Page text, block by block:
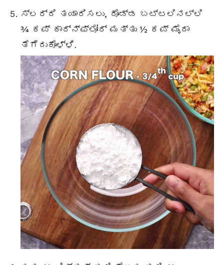
ಸ್ಲರ್ರಿ ತಯಾರಿಸಲು, ದೊಡ್ಡ ಬಟ್ಟಲಿನಲ್ಲಿ
¾ ಕಪ್ ಕಾರ್ನ್‌ಫ್ಲೋರ್ ಮತ್ತು ½ ಕಪ್ ಮೈದಾ
ತೆಗೆದುಕೊಳ್ಳಿ.